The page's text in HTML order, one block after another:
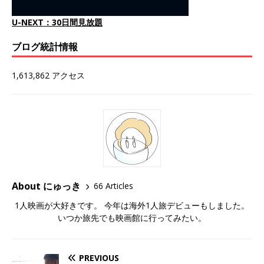
U-NEXT：30日間見放題
ブログ統計情報
1,613,862 アクセス
About にゅっき
66 Articles
1人映画が大好きです。 今年は海外1人旅デビューもしました。
いつか旅先でも映画館に行ってみたい。
PREVIOUS